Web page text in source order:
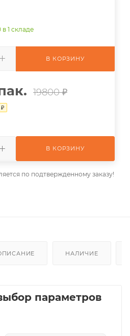
в 1 складе
В КОРЗИНУ
19800 ₽
₽
В КОРЗИНУ
по подтвержденному заказу!
НАЛИЧИЕ
параметров